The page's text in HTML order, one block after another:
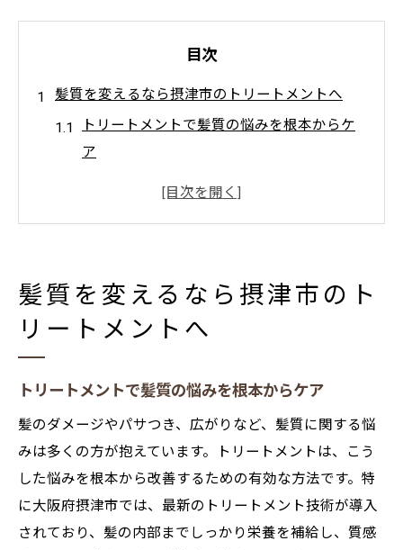
目次
髪質を変えるなら摂津市のトリートメントへ
トリートメントで髪質の悩みを根本からケ
ア
摂津市で話題の質感アップトリートメント
自分に合うトリートメントを見極めるポイ
ント
説
しっとり質感を叶える最新ケアに注目
最新トリートメントでしっとり髪質を実現
乾燥対策に強い質感維持のトリートメント
法
髪の内部補修で手触りまで変わる最新ケア
髪質を変えるなら摂津市のト
リートメントへ
トリートメントで髪質の悩みを根本からケア
髪のダメージやパサつき、広がりなど、髪質に関する悩
みは多くの方が抱えています。トリートメントは、こう
した悩みを根本から改善するための有効な方法です。特
に大阪府摂津市では、最新のトリートメント技術が導入
されており、髪の内部までしっかり栄養を補給し、質感